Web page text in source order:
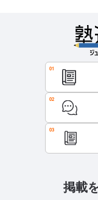
掲載